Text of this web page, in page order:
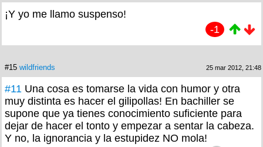
¡Y yo me llamo suspenso!
-1
#15 wildfriends 25 mar 2012, 21:48
#11 Una cosa es tomarse la vida con humor y otra
muy distinta es hacer el gilipollas! En bachiller se
supone que ya tienes conocimiento suficiente para
dejar de hacer el tonto y empezar a sentar la cabeza.
Y no, la ignorancia y la estupidez NO mola!